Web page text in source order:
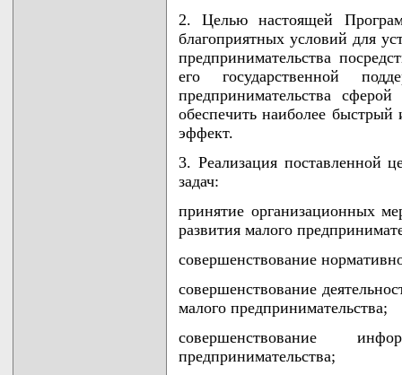
2. Целью настоящей
благоприятных условий для
предпринимательства
его государственной
предпринимательства
обеспечить наиболее быстрый
эффект.
3. Реализация поставленной
задач:
принятие организационных
развития малого
совершенствование
совершенствование
малого предпринимательства;
совершенствование
предпринимательства;